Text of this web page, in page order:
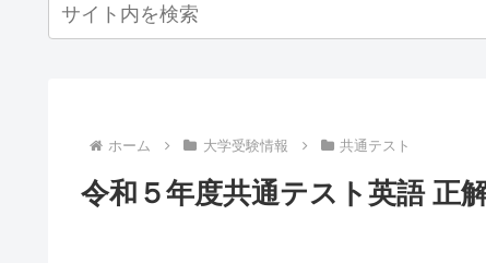
ホーム 大学受験情報 共通テスト
令和５年度共通テスト英語 正